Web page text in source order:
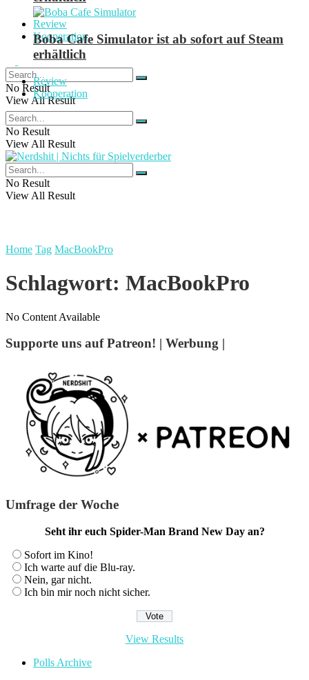
Review
Kooperation
No Result
View All Result
Boba Cafe Simulator ist ab sofort auf Steam
erhältlich
Review
Kooperation
No Result
View All Result
No Result
View All Result
Home Tag MacBookPro
Schlagwort: MacBookPro
No Content Available
Supporte uns auf Patreon! | Werbung |
Umfrage der Woche
Seht ihr euch Spider-Man Brand New Day an?
Sofort im Kino!
Ich warte auf die Blu-ray.
Nein, gar nicht.
Ich bin mir noch nicht sicher.
View Results
Polls Archive